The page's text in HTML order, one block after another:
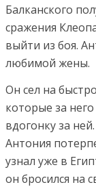
Балканского
сражения
выйти из боя.
любимой жены.
Он сел на
которые за
вдогонку за
Антония
узнал уже в
он бросился на